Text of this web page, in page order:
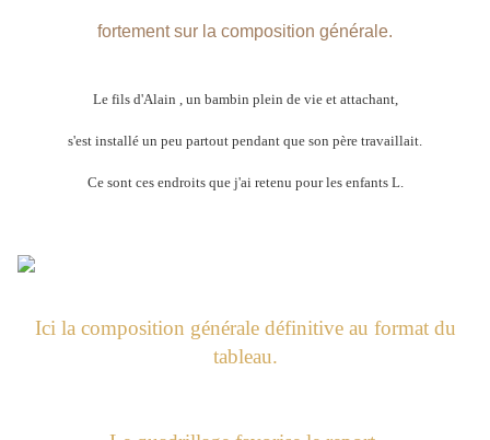
fortement sur la composition générale.
Le fils d'Alain , un bambin plein de vie et attachant,
s'est installé un peu partout pendant que son père travaillait.
Ce sont ces endroits que j'ai retenu pour les enfants L.
Ici la composition générale définitive au format du
tableau.